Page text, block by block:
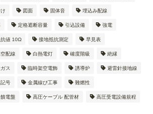
図面 固体音 埋込み配線
定格遮断容量 引込設備 強電
抗値 10Ω 接地抵抗測定 早見表
配線 白熱電灯 確度階級 絶縁
ス 臨時架空電飾 誘導炉 避雷針接地線
号 金属線ぴ工事 難燃性
饋電盤 高圧ケーブル 配管材 高圧受電設備規程